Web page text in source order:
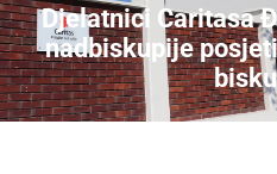
Djelatnici Caritasa
nadbiskupije